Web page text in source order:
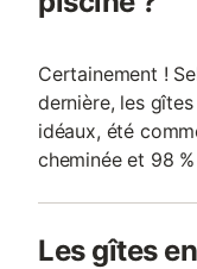
Certainement !
dernière, les
idéaux, été
cheminée et 98
Les gîtes